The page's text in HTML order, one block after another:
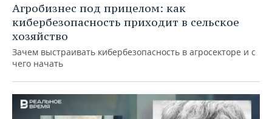
Агробизнес под прицелом: как
кибербезопасность приходит в сельское
хозяйство
Зачем выстраивать кибербезопасность в агросекторе и с
чего начать